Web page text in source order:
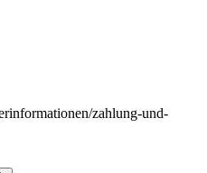
zahlung-und-